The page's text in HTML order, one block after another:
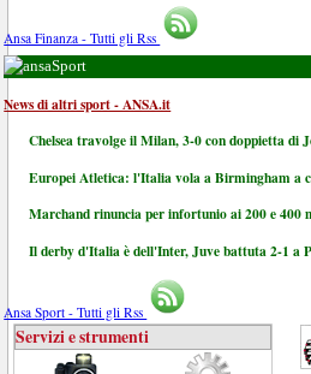
Ansa Finanza - Tutti gli Rss
Sport
News di altri sport - ANSA.it
Chelsea travolge il Milan, 3-0 con doppietta di
Europei Atletica: l'Italia vola a Birmingham a
Marchand rinuncia per infortunio ai 200 e 400
Il derby d'Italia è dell'Inter, Juve battuta 2-1 a
Ansa Sport - Tutti gli Rss
Servizi e strumenti